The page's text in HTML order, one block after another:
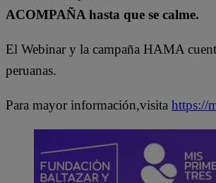
ACOMPAÑA hasta que se calme.
El Webinar y la campaña HAMA
peruanas.
Para mayor información,visita https://